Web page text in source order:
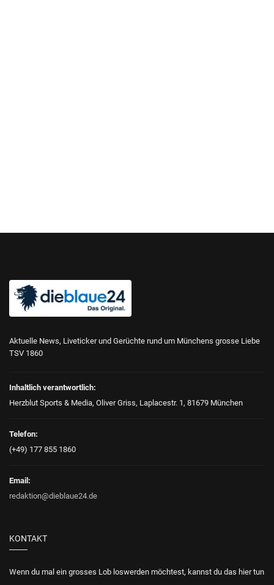
Aktuelle News, Liveticker und Gerüchte rund um Münchens grosse Liebe
TSV 1860
Inhaltlich verantwortlich:
Herzblut Sports & Media, Oliver Griss, Laplacestr. 1, 81679 München
Telefon:
(+49) 177 855 1860
Email:
redaktion@dieblaue24.de
KONTAKT
Wenn du mal ein grosses Lob loswerden möchtest, kannst du das hier tun